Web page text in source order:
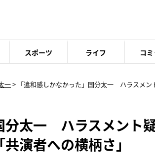
スポーツ ライフ コ
一> 「違和感しかなかった」国分太一 ハラスメン
分太一 ハラスメント
演者への横柄さ」